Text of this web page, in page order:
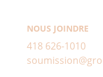
NOUS JOINDRE
418 626-1010